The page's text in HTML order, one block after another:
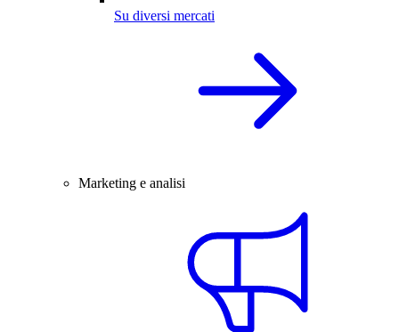
Su diversi mercati
Marketing e analisi